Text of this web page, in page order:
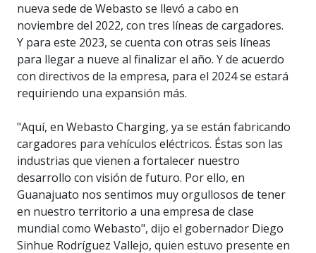
nueva sede de Webasto se llevó a cabo en
noviembre del 2022, con tres líneas de cargadores.
Y para este 2023, se cuenta con otras seis líneas
para llegar a nueve al finalizar el año. Y de acuerdo
con directivos de la empresa, para el 2024 se estará
requiriendo una expansión más.
"Aquí, en Webasto Charging, ya se están fabricando
cargadores para vehículos eléctricos. Éstas son las
industrias que vienen a fortalecer nuestro
desarrollo con visión de futuro. Por ello, en
Guanajuato nos sentimos muy orgullosos de tener
en nuestro territorio a una empresa de clase
mundial como Webasto", dijo el gobernador Diego
Sinhue Rodríguez Vallejo, quien estuvo presente en